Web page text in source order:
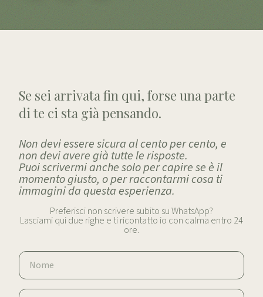
Se sei arrivata fin qui, forse una parte
di te ci sta già pensando.
Non devi essere sicura al cento per cento, e
non devi avere già tutte le risposte.
Puoi scrivermi anche solo per capire se è il
momento giusto, o per raccontarmi cosa ti
immagini da questa esperienza.
Preferisci non scrivere subito su WhatsApp?
Lasciami qui due righe e ti ricontatto io con calma entro 24
ore.